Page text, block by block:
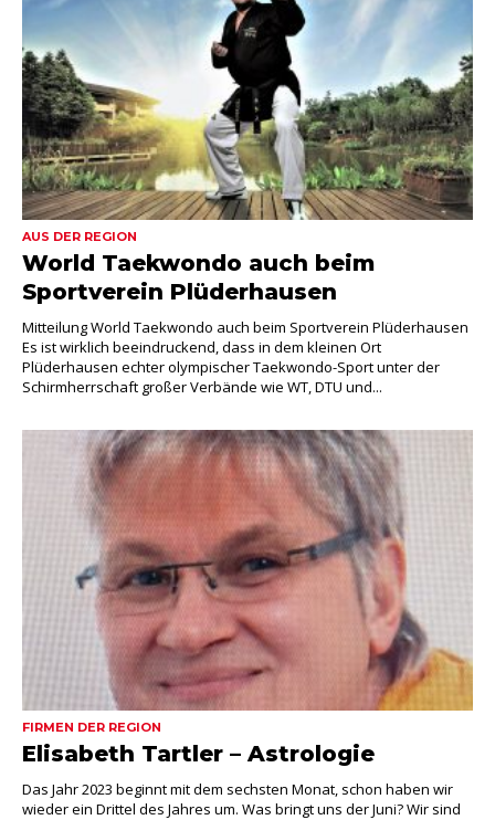
AUS DER REGION
World Taekwondo auch beim
Sportverein Plüderhausen
Mitteilung World Taekwondo auch beim Sportverein Plüderhausen
Es ist wirklich beeindruckend, dass in dem kleinen Ort
Plüderhausen echter olympischer Taekwondo-Sport unter der
Schirmherrschaft großer Verbände wie WT, DTU und...
FIRMEN DER REGION
Elisabeth Tartler – Astrologie
Das Jahr 2023 beginnt mit dem sechsten Monat, schon haben wir
wieder ein Drittel des Jahres um. Was bringt uns der Juni? Wir sind